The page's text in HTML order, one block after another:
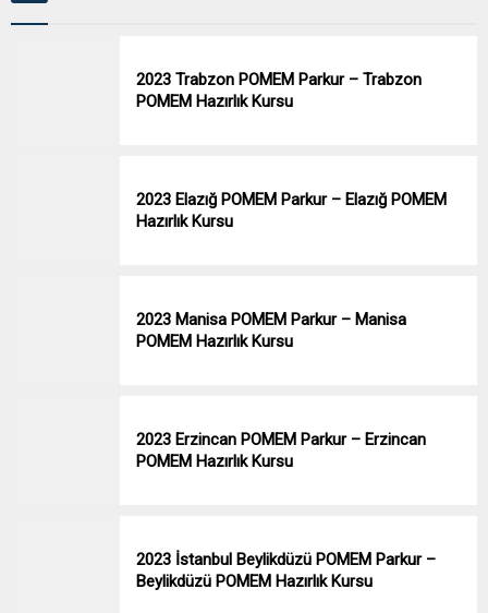
2023 Trabzon POMEM Parkur – Trabzon
POMEM Hazırlık Kursu
2023 Elazığ POMEM Parkur – Elazığ POMEM
Hazırlık Kursu
2023 Manisa POMEM Parkur – Manisa
POMEM Hazırlık Kursu
2023 Erzincan POMEM Parkur – Erzincan
POMEM Hazırlık Kursu
2023 İstanbul Beylikdüzü POMEM Parkur –
Beylikdüzü POMEM Hazırlık Kursu